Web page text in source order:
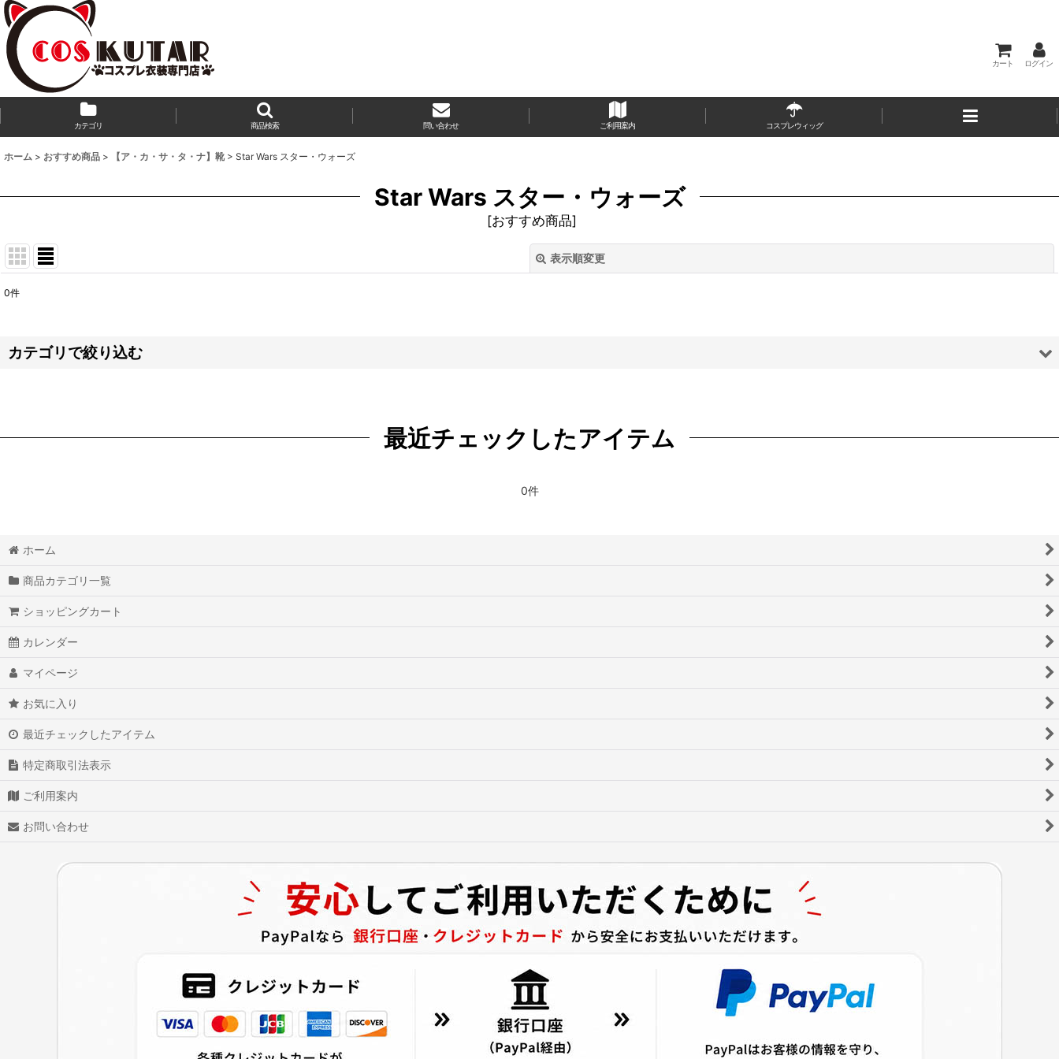
カート ログイン
カテゴリ 商品検索 問い合わせ ご利用案内 コスプレウィッグ
ホーム > おすすめ商品 > 【ア・カ・サ・タ・ナ】靴 > Star Wars スター・ウォーズ
Star Wars スター・ウォーズ
[おすすめ商品]
表示順変更
並び順:
0件
カテゴリで絞り込む
コードギアス 反逆のルルーシュR2 G.E.M.シリーズ
ツキウタ。
あんさんぶるスターズ!
少女前線
Star Wars スター・ウォーズ
戦刻ナイトブラッド
白猫プロジェクト
ヴァイオレット・エヴァーガーデン
Overwatch OW オーバーウォッチ
最近チェックしたアイテム
0件
ホーム
商品カテゴリ一覧
ショッピングカート
カレンダー
マイページ
お気に入り
最近チェックしたアイテム
特定商取引法表示
ご利用案内
お問い合わせ